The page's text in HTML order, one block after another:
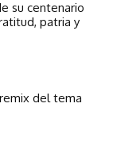
su centenario
patria y
del tema